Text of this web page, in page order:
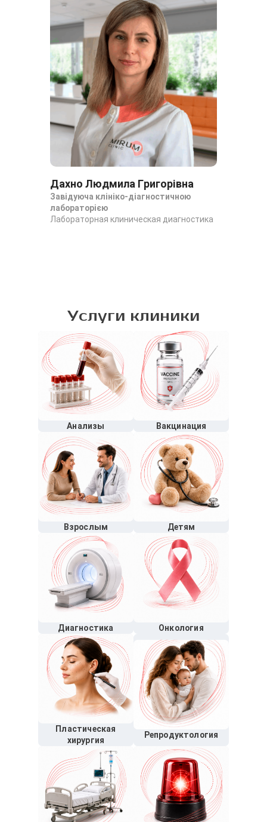
Дахно Людмила Григорівна
Завідуюча клініко-діагностичною
лабораторією
Лабораторная клиническая диагностика
Услуги клиники
Анализы Вакцинация
Взрослым Детям
Диагностика Онкология
Пластическая
хирургия
Репродуктология